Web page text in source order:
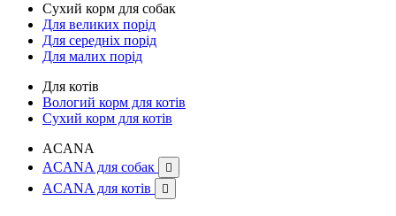
Сухий корм для собак
Для великих порід
Для середніх порід
Для малих порід
Для котів
Вологий корм для котів
Сухий корм для котів
ACANA
ACANA для собак

ACANA для котів 